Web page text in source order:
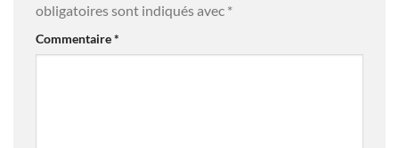
obligatoires sont indiqués avec *
Commentaire*